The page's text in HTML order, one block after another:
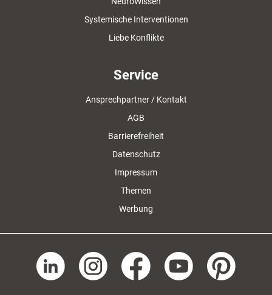
Systemische Interventionen
Liebe Konflikte
Service
Ansprechpartner / Kontakt
AGB
Barrierefreiheit
Datenschutz
Impressum
Themen
Werbung